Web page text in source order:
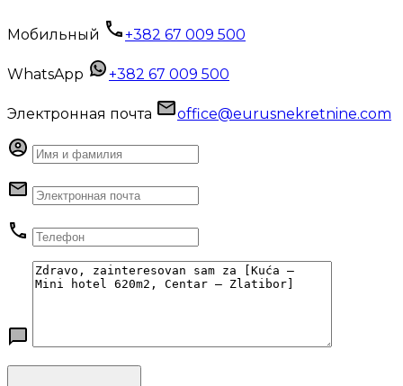
Мобильный +382 67 009 500
WhatsApp +382 67 009 500
Электронная почта office@eurusnekretnine.com